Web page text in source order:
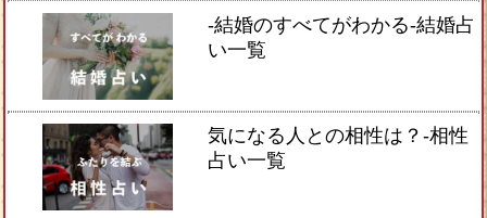
-結婚のすべてがわかる-結婚占
い一覧
気になる人との相性は？-相性
占い一覧